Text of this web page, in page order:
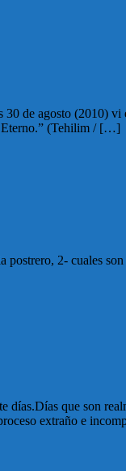
de agosto (2010)
Eterno.” (Tehilim / […]
2- cuales
que son
extraño e